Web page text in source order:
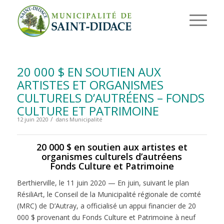
20 000 $ EN SOUTIEN AUX
ARTISTES ET ORGANISMES
CULTURELS D’AUTRÉENS – FONDS
CULTURE ET PATRIMOINE
12 juin 2020 / dans Municipalité
20 000 $ en soutien aux artistes et
organismes culturels d’autréens
Fonds Culture et Patrimoine
Berthierville, le 11 juin 2020 — En juin, suivant le plan
RésiliArt, le Conseil de la Municipalité régionale de comté
(MRC) de D’Autray, a officialisé un appui financier de 20
000 $ provenant du Fonds Culture et Patrimoine à neuf